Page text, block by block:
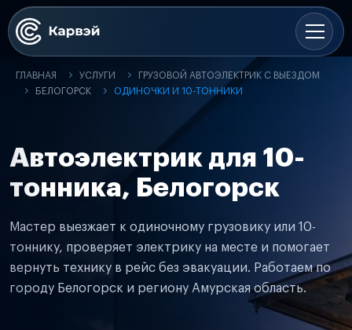
ГЛАВНАЯ УСЛУГИ
ГРУЗОВОЙ АВТОЭЛЕКТРИК С ВЫЕЗДОМ
БЕЛОГОРСК
ОДИНОЧКИ И 10-ТОННИКИ
Автоэлектрик для 10-
тонника, Белогорск
Мастер выезжает к одиночному грузовику или 10-
тоннику, проверяет электрику на месте и помогает
вернуть технику в рейс без эвакуации. Работаем по
городу Белогорск и региону Амурская область.